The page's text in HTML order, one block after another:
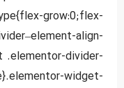
grow:0;flex-
align-
.elementor-divider-
widget-